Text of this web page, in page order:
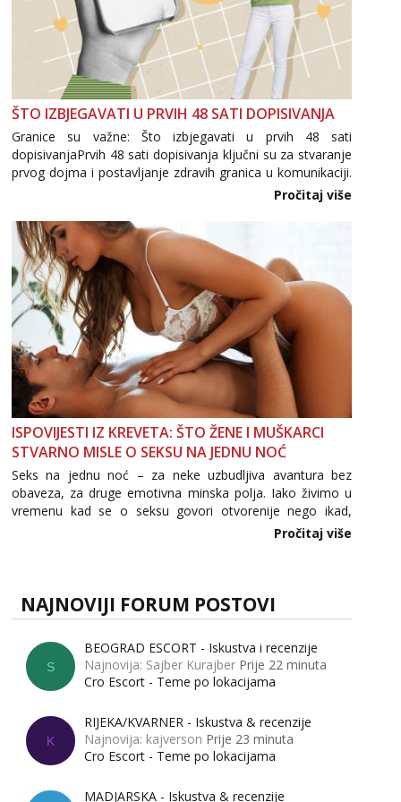
ŠTO IZBJEGAVATI U PRVIH 48 SATI DOPISIVANJA
Granice su važne: Što izbjegavati u prvih 48 sati
dopisivanjaPrvih 48 sati dopisivanja ključni su za stvaranje
prvog dojma i postavljanje zdravih granica u komunikaciji.
Važno je izbjeći prebrzo otkrivanje osobnih ili intimnih
informacija, jer nepoznata osoba još nije zaslužila to
povjerenje. Takođe...
Pročitaj više
ISPOVIJESTI IZ KREVETA: ŠTO ŽENE I MUŠKARCI
STVARNO MISLE O SEKSU NA JEDNU NOĆ
Seks na jednu noć – za neke uzbudljiva avantura bez
obaveza, za druge emotivna minska polja. Iako živimo u
vremenu kad se o seksu govori otvorenije nego ikad,
tema „jedne noći strasti“ i dalje izaziva burne rasprave. Što
Pročitaj više
NAJNOVIJI FORUM POSTOVI
S
BEOGRAD ESCORT - Iskustva i recenzije
Najnovija: Sajber Kurajber Prije 22 minuta
Cro Escort - Teme po lokacijama
K
RIJEKA/KVARNER - Iskustva & recenzije
Najnovija: kajverson Prije 23 minuta
Cro Escort - Teme po lokacijama
MADJARSKA - Iskustva & recenzije